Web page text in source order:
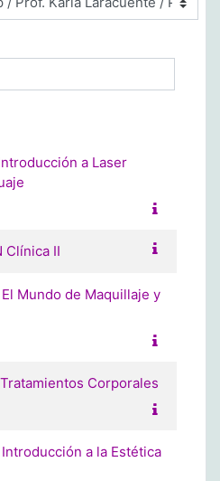
a Laser
Clínica II
Mundo de Maquillaje y
Corporales
Introducción a la Estética